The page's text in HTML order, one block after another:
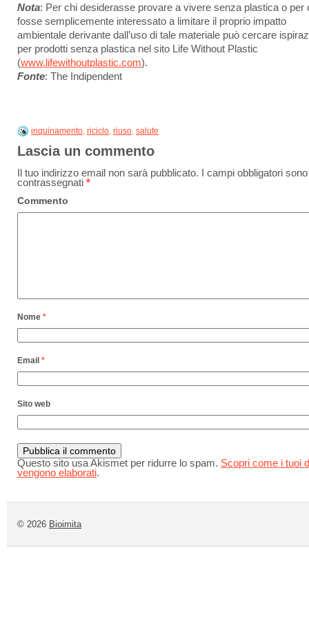
Nota: Per chi desiderasse provare a vivere senza plastica o per
fosse semplicemente interessato a limitare il proprio impatto
ambientale derivante dall’uso di tale materiale può cercare
per prodotti senza plastica nel sito Life Without Plastic
(www.lifewithoutplastic.com).
Fonte: The Indipendent
inquinamento, riciclo, riuso, salute
Lascia un commento
Il tuo indirizzo email non sarà pubblicato. I campi obbligatori sono
contrassegnati *
Commento
Nome *
Email *
Sito web
Questo sito usa Akismet per ridurre lo spam. Scopri come i tuoi
vengono elaborati.
© 2026 Bioimita